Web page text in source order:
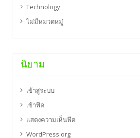
Technology
ไม่มีหมวดหมู่
นิยาม
เข้าสู่ระบบ
เข้าฟีด
แสดงความเห็นฟีด
WordPress.org